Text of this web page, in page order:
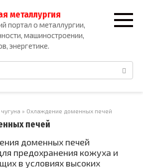
металлургия
портал о металлургии,
машиностроении,
энергетике.
» Охлаждение доменных печей
печей
доменных печей
предохранения кожуха и
в условиях высоких